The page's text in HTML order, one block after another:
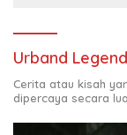
Urband Legend
Cerita atau kisah
dipercaya secara